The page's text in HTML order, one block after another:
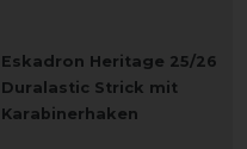
Eskadron Heritage 25/26
Duralastic Strick mit
Karabinerhaken